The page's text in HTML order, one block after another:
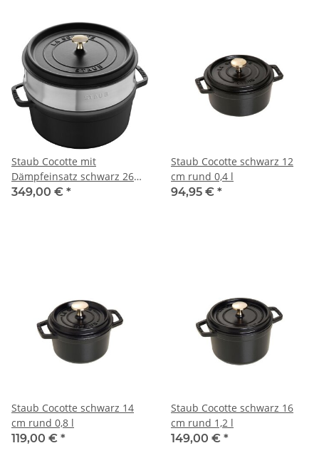
Staub Cocotte mit
Dämpfeinsatz schwarz 26
cm rund 5,2 l
349,00 € *
Staub Cocotte schwarz 12
cm rund 0,4 l
94,95 € *
Staub Cocotte schwarz 14
cm rund 0,8 l
119,00 € *
Staub Cocotte schwarz 16
cm rund 1,2 l
149,00 € *